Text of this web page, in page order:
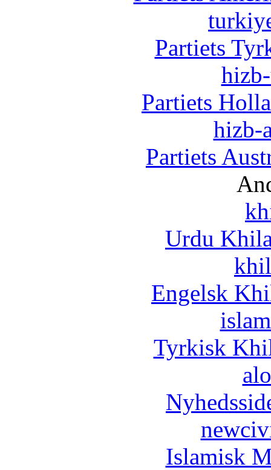
Partiets
Partiets
hizb-
Partiets
Urdu
Engelsk
Tyrkisk
Islamisk